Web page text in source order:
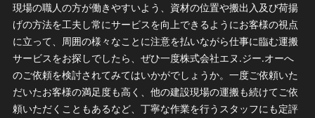
現場の職人の方が働きやすいよう、資材の位置や搬出入及び荷揚
げの方法を工夫し常にサービスを向上できるようにお客様の視点
に立って、周囲の様々なことに注意を払いながら仕事に臨む運搬
サービスをお探しでしたら、ぜひ一度株式会社エヌ.ジー.オーへ
のご依頼を検討されてみてはいかがでしょうか。一度ご依頼いた
だいたお客様の満足度も高く、他の建設現場の運搬も続けてご依
頼いただくこともあるなど、丁寧な作業を行うスタッフにも定評